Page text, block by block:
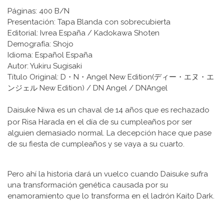
Páginas: 400 B/N
Presentación: Tapa Blanda con sobrecubierta
Editorial: Ivrea España / Kadokawa Shoten
Demografía: Shojo
Idioma: Español España
Autor: Yukiru Sugisaki
Título Original: D・N・Angel New Edition(ディー・エヌ・エ
ンジェル New Edition) / DN Angel / DNAngel
Daisuke Niwa es un chaval de 14 años que es rechazado
por Risa Harada en el día de su cumpleaños por ser
alguien demasiado normal. La decepción hace que pase
de su fiesta de cumpleaños y se vaya a su cuarto.
Pero ahí la historia dará un vuelco cuando Daisuke sufra
una transformación genética causada por su
enamoramiento que lo transforma en el ladrón Kaito Dark.